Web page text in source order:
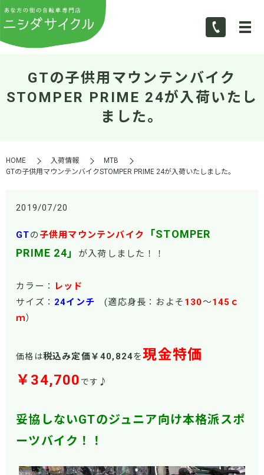
GTの子供用マウンテンバイク
STOMPER PRIME 24が入荷いたし
ました。
HOME 入荷情報
MTB
GTの子供用マウンテンバイクSTOMPER PRIME 24が入荷いたしました。
2019/07/20
GTの 子供用マウンテンバイク
「STOMPER
PRIME 24」
が入荷しました！！
カラー：
レッド
サイズ： 24インチ (適応身長：およそ 130～145ｃ
ｍ）
価格は税込み定価￥40,824を現金特価
￥34,700 です ♪
妥協しないGTのジュニア向け本格派スポ
ーツバイク！！